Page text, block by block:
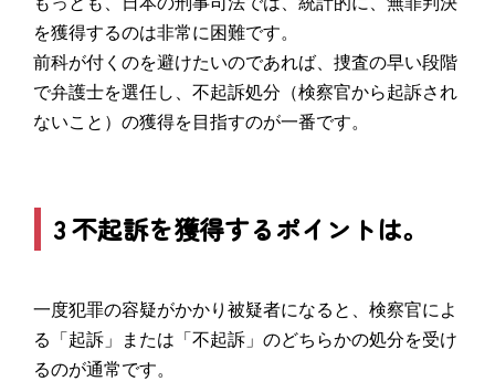
を獲得するのは非常に困難です。
前科が付くのを避けたいのであれば、捜査の早い段階
で弁護士を選任し、不起訴処分（検察官から起訴され
ないこと）の獲得を目指すのが一番です。
3 不起訴を獲得するポイントは。
一度犯罪の容疑がかかり被疑者になると、検察官によ
る「起訴」または「不起訴」のどちらかの処分を受け
るのが通常です。